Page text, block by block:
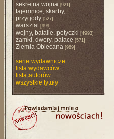
sekretna wojna[921]
tajemnice, skarby,
przygody[527]
warsztat[999]
wojny, batalie, potyczki [4993]
zamki, dwory, pałace [571]
Ziemia Obiecana[989]
serie wydawnicze
lista wydawców
lista autorów
wszystkie tytuły